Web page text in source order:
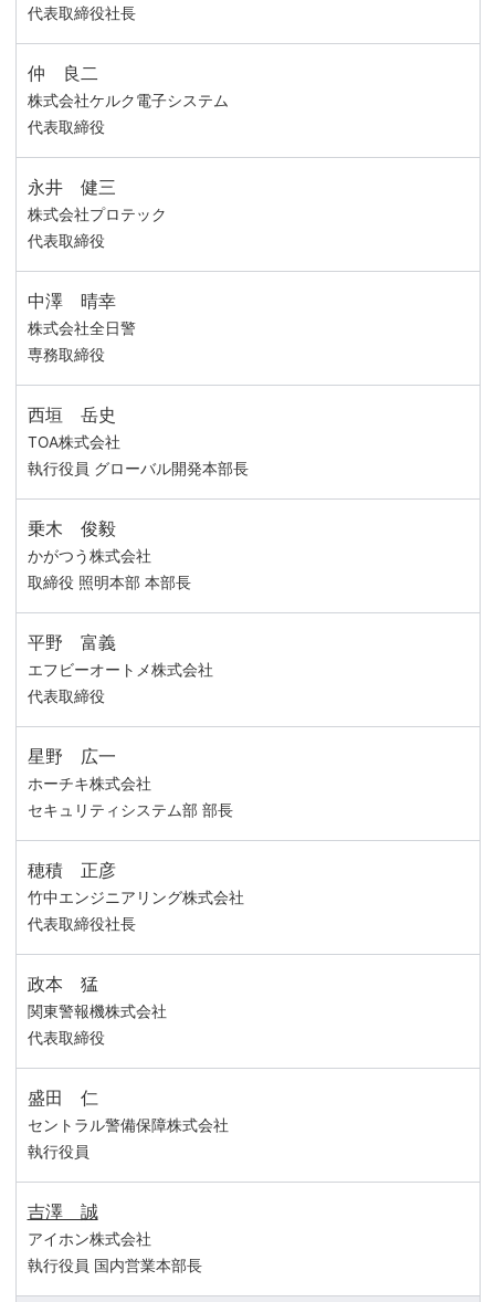
代表取締役社長
仲 良二
株式会社ケルク電子システム
代表取締役
永井 健三
株式会社プロテック
代表取締役
中澤 晴幸
株式会社全日警
専務取締役
西垣 岳史
TOA株式会社
執行役員 グローバル開発本部長
乗木 俊毅
かがつう株式会社
取締役 照明本部 本部長
平野 富義
エフビーオートメ株式会社
代表取締役
星野 広一
ホーチキ株式会社
セキュリティシステム部 部長
穂積 正彦
竹中エンジニアリング株式会社
代表取締役社長
政本 猛
関東警報機株式会社
代表取締役
盛田 仁
セントラル警備保障株式会社
執行役員
吉澤 誠
アイホン株式会社
執行役員 国内営業本部長